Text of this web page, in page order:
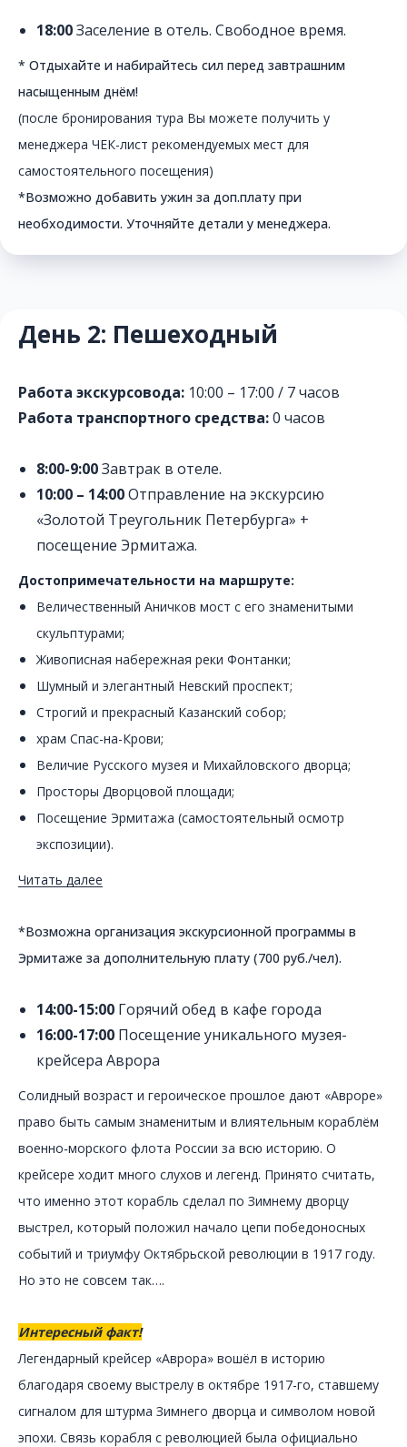
18:00Заселение в отель. Свободное время.
* Отдыхайте и набирайтесь сил перед завтрашним
насыщенным днём!
(после бронирования тура Вы можете получить у
менеджера ЧЕК-лист рекомендуемых мест для
самостоятельного посещения)
*Возможно добавить ужин за доп.плату при
необходимости. Уточняйте детали у менеджера.
День 2: Пешеходный
Работа экскурсовода: 10:00 – 17:00 / 7 часов
Работа транспортного средства:0 часов
8:00-9:00Завтрак в отеле.
10:00 – 14:00Отправление на экскурсию
«Золотой Треугольник Петербурга» +
посещение Эрмитажа.
Достопримечательности на маршруте:
Величественный Аничков мост с его знаменитыми
скульптурами;
Живописная набережная реки Фонтанки;
Шумный и элегантный Невский проспект;
Строгий и прекрасный Казанский собор;
храм Спас-на-Крови;
Величие Русского музея и Михайловского дворца;
Просторы Дворцовой площади;
Посещение Эрмитажа (самостоятельный осмотр
экспозиции).
Читать далее
*Возможна организация экскурсионной программы в
Эрмитаже за дополнительную плату (700 руб./чел).
14:00-15:00 Горячий обед в кафе города
16:00-17:00 Посещение уникального музея-
крейсера Аврора
Солидный возраст и героическое прошлое дают «Авроре»
право быть самым знаменитым и влиятельным кораблём
военно‑морского флота России за всю историю. О
крейсере ходит много слухов и легенд. Принято считать,
что именно этот корабль сделал по Зимнему дворцу
выстрел, который положил начало цепи победоносных
событий и триумфу Октябрьской революции в 1917 году.
Но это не совсем так….
Интересный факт!
Легендарный крейсер «Аврора» вошёл в историю
благодаря своему выстрелу в октябре 1917-го, ставшему
сигналом для штурма Зимнего дворца и символом новой
эпохи. Связь корабля с революцией была официально